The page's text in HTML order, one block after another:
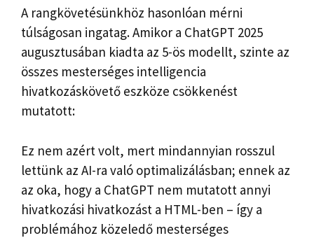
A rangkövetésünkhöz hasonlóan mérni
túlságosan ingatag. Amikor a ChatGPT 2025
augusztusában kiadta az 5-ös modellt, szinte az
összes mesterséges intelligencia
hivatkozáskövető eszköze csökkenést
mutatott:
Ez nem azért volt, mert mindannyian rosszul
lettünk az AI-ra való optimalizálásban; ennek az
az oka, hogy a ChatGPT nem mutatott annyi
hivatkozási hivatkozást a HTML-ben – így a
problémához közeledő mesterséges